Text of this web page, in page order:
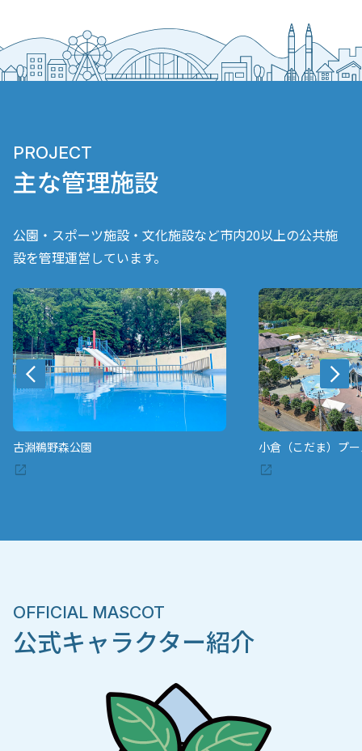
PROJECT
主な管理施設
公園・スポーツ施設・文化施設など市内20以上の公共施
設を管理運営しています。
小倉（こだま）プール 相模原北公園スポ
OFFICIAL MASCOT
公式キャラクター紹介